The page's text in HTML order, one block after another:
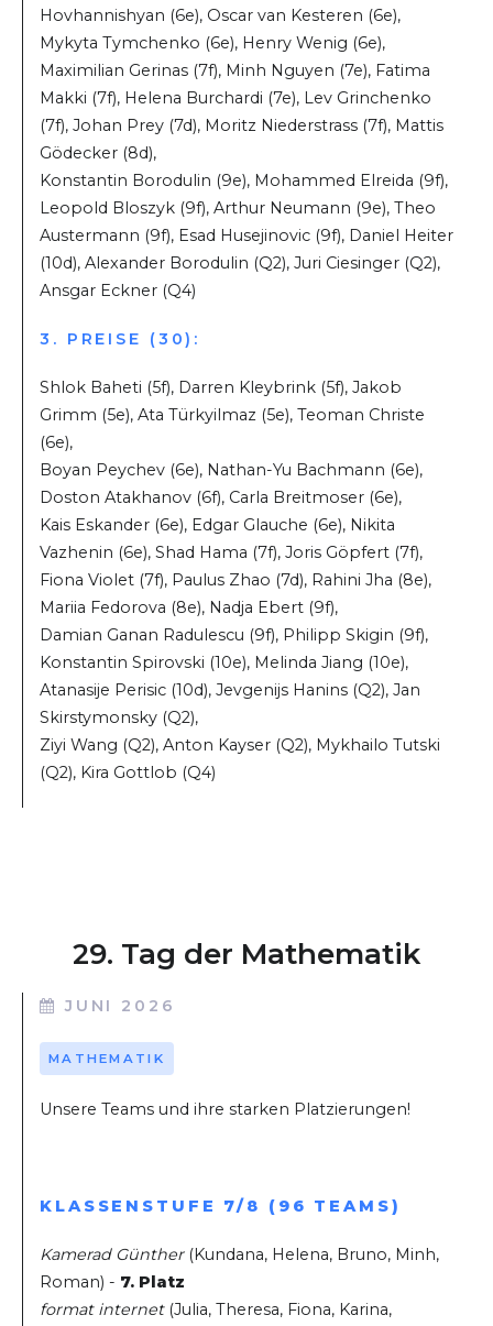
Hovhannishyan (6e), Oscar van Kesteren (6e),
Mykyta Tymchenko (6e), Henry Wenig (6e),
Maximilian Gerinas (7f), Minh Nguyen (7e), Fatima
Makki (7f), Helena Burchardi (7e), Lev Grinchenko
(7f), Johan Prey (7d), Moritz Niederstrass (7f), Mattis
Gödecker (8d),
Konstantin Borodulin (9e), Mohammed Elreida (9f),
Leopold Bloszyk (9f), Arthur Neumann (9e), Theo
Austermann (9f), Esad Husejinovic (9f), Daniel Heiter
(10d), Alexander Borodulin (Q2), Juri Ciesinger (Q2),
Ansgar Eckner (Q4)
3. PREISE (30):
Shlok Baheti (5f), Darren Kleybrink (5f), Jakob
Grimm (5e), Ata Türkyilmaz (5e), Teoman Christe
(6e),
Boyan Peychev (6e), Nathan-Yu Bachmann (6e),
Doston Atakhanov (6f), Carla Breitmoser (6e),
Kais Eskander (6e), Edgar Glauche (6e), Nikita
Vazhenin (6e), Shad Hama (7f), Joris Göpfert (7f),
Fiona Violet (7f), Paulus Zhao (7d), Rahini Jha (8e),
Mariia Fedorova (8e), Nadja Ebert (9f),
Damian Ganan Radulescu (9f), Philipp Skigin (9f),
Konstantin Spirovski (10e), Melinda Jiang (10e),
Atanasije Perisic (10d), Jevgenijs Hanins (Q2), Jan
Skirstymonsky (Q2),
Ziyi Wang (Q2), Anton Kayser (Q2), Mykhailo Tutski
(Q2), Kira Gottlob (Q4)
29. Tag der Mathematik
JUNI 2026
MATHEMATIK
Unsere Teams und ihre starken Platzierungen!
KLASSENSTUFE 7/8 (96 TEAMS)
Kamerad Günther(Kundana, Helena, Bruno, Minh,
Roman) - 7. Platz
format internet (Julia, Theresa, Fiona, Karina,